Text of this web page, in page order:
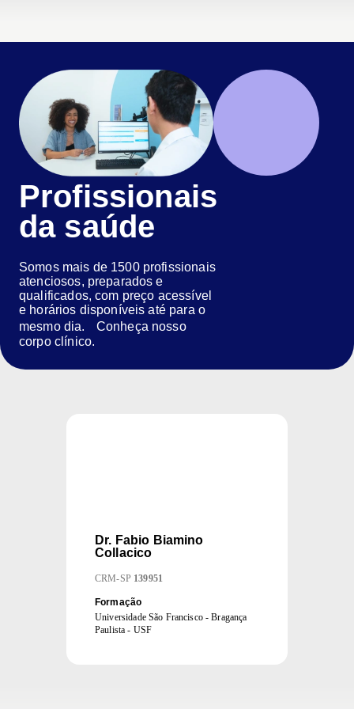
Profissionais
da saúde
Somos mais de 1500 profissionais
atenciosos, preparados e
qualificados, com preço acessível
e horários disponíveis até para o
mesmo dia. Conheça nosso
corpo clínico.
Dr. Fabio Biamino
Collacico
CRM-SP 139951
Formação
Universidade São Francisco - Bragança
Paulista - USF